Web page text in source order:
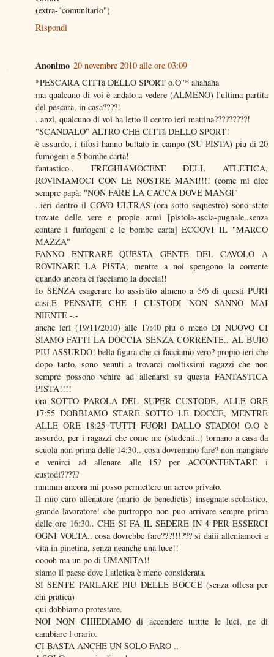
(extra-"comunitario")
Rispondi
Anonimo 20 novembre 2010 alle ore 03:09
*PESCARA CITTà DELLO SPORT o.O''* ahahaha
ma qualcuno di voi è andato a vedere (ALMENO) l'ultima partita
del pescara, in casa????!
..anzi, qualcuno di voi ha letto il centro ieri mattina?????????!
"SCANDALO" ALTRO CHE CITTà DELLO SPORT!
è assurdo, i tifosi hanno buttato in campo (SU PISTA) piu di 20
fumogeni e 5 bombe carta!
fantastico.. FREGHIAMOCENE DELL ATLETICA,
ROVINIAMOCI CON LE NOSTRE MANI!!!! (come mi dice
sempre papà: "NON FARE LA CACCA DOVE MANGI"
..ieri dentro il COVO ULTRAS (ora sotto sequestro) sono state
trovate delle vere e propie armi [pistola-ascia-pugnale..senza
contare i fumogeni e le bombe carta] ECCOVI IL "MARCO
MAZZA"
FANNO ENTRARE QUESTA GENTE DEL CAVOLO A
ROVINARE LA PISTA, mentre a noi spengono la corrente
quando ancora ci facciamo la doccia!!
Io SENZA esagerare ho assistito almeno a 5/6 di questi PURI
casi,E PENSATE CHE I CUSTODI NON SANNO MAI
NIENTE -.-
anche ieri (19/11/2010) alle 17:40 piu o meno DI NUOVO CI
SIAMO FATTI LA DOCCIA SENZA CORRENTE.. AL BUIO
PIU ASSURDO! bella figura che ci facciamo vero? propio ieri che
dopo tanto, sono venuti a trovarci moltissimi ragazzi che non
sempre possono venire ad allenarsi su questa FANTASTICA
PISTA!!!!
ora SOTTO PAROLA DEL SUPER CUSTODE, ALLE ORE
17:55 DOBBIAMO STARE SOTTO LE DOCCE, MENTRE
ALLE ORE 18:25 TUTTI FUORI DALLO STADIO! O.O è
assurdo, per i ragazzi che come me (studenti..) tornano a casa da
scuola non prima delle 14:30.. cosa dovremmo fare? non mangiare
e venirci ad allenare alle 15? per ACCONTENTARE i
custodi?????
mmmm ancora mi posso permettere un aereo privato.
Il mio caro allenatore (mario de benedictis) insegnate scolastico,
grande lavoratore! che purtroppo non puo arrivare sempre prima
delle ore 16:30.. CHE SI FA IL SEDERE IN 4 PER ESSERCI
OGNI VOLTA.. cosa dovrebbe fare???!!!??? si daiii alleniamoci a
vita in pinetina, senza neanche una luce!!
ooooh ma un po di UMANITA!!
siamo il paese dove l atletica è meno considerata.
SI SENTE PARLARE PIU DELLE BOCCE (senza offesa per
chi pratica)
qui dobbiamo protestare.
NOI NON CHIEDIAMO di accendere tutttte le luci, ne di
cambiare l orario.
CI BASTA ANCHE UN SOLO FARO ..